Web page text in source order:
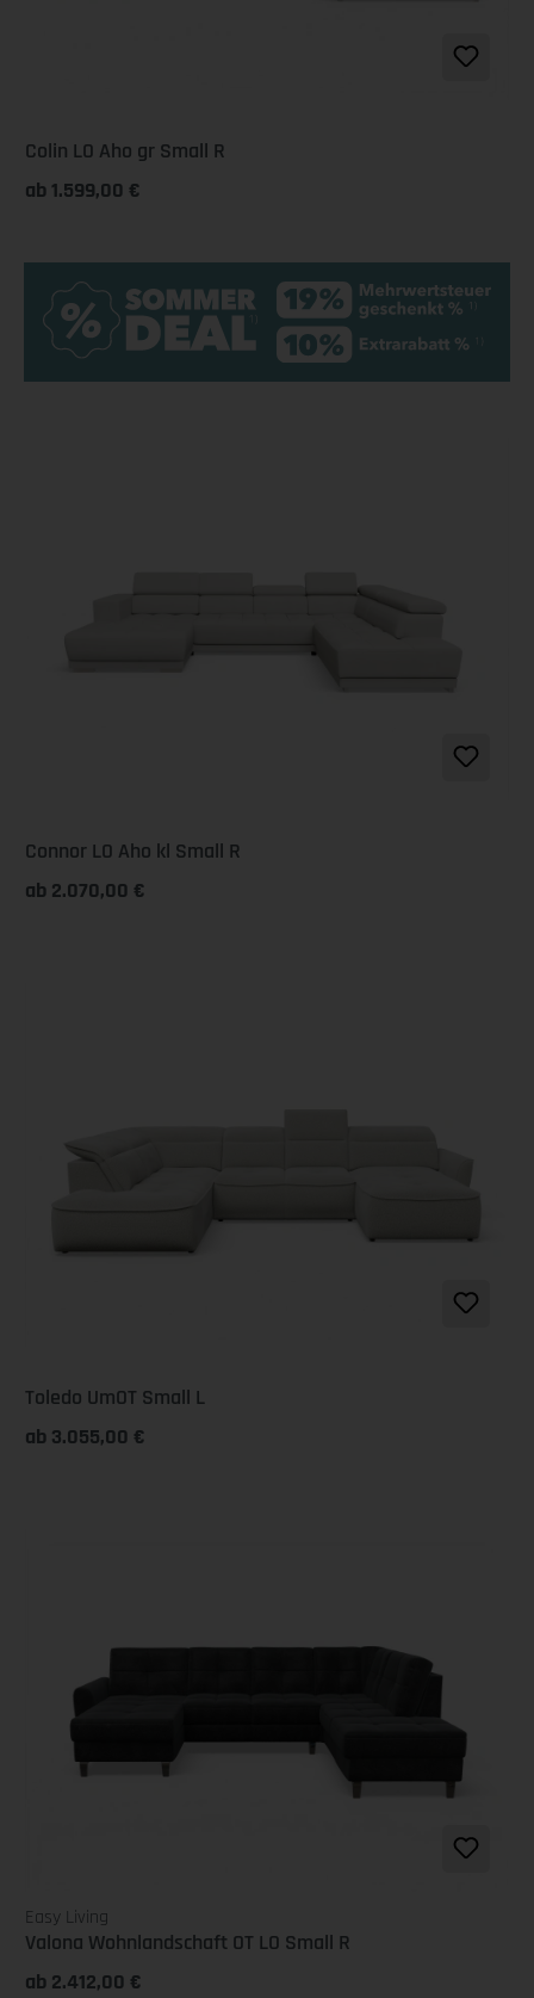
Colin LO Aho gr Small R
ab 1.599,00 €
Connor LO Aho kl Small R
ab 2.070,00 €
Toledo UmOT Small L
ab 3.055,00 €
Easy Living
Valona Wohnlandschaft OT LO Small R
ab 2.412,00 €